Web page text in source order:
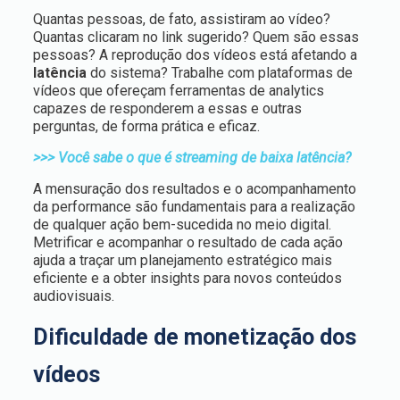
Quantas pessoas, de fato, assistiram ao vídeo?
Quantas clicaram no link sugerido? Quem são essas
pessoas? A reprodução dos vídeos está afetando a
latênciado sistema? Trabalhe com plataformas de
vídeos que ofereçam ferramentas de analytics
capazes de responderem a essas e outras
perguntas, de forma prática e eficaz.
>>> Você sabe o que é streaming de baixa latência?
A mensuração dos resultados e o acompanhamento
da performance são fundamentais para a realização
de qualquer ação bem-sucedida no meio digital.
Metrificar e acompanhar o resultado de cada ação
ajuda a traçar um planejamento estratégico mais
eficiente e a obter insights para novos conteúdos
audiovisuais.
Dificuldade de monetização dos
vídeos